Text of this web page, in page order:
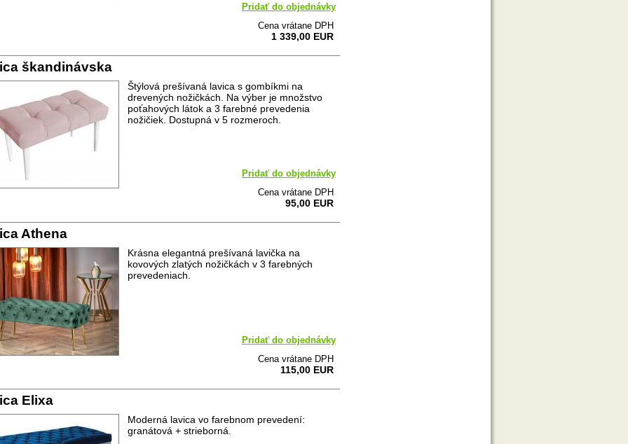
Pridať do objednávky
Cena vrátane DPH
1 339,00 EUR
škandinávska
Štýlová prešívaná lavica s gombíkmi na
drevených nožičkách. Na výber je množstvo
poťahových látok a 3 farebné prevedenia
nožičiek. Dostupná v 5 rozmeroch.
Pridať do objednávky
Cena vrátane DPH
95,00 EUR
Athena
Krásna elegantná prešívaná lavička na
kovových zlatých nožičkách v 3 farebných
prevedeniach.
Pridať do objednávky
Cena vrátane DPH
115,00 EUR
Elixa
Moderná lavica vo farebnom prevedení:
granátová + strieborná.